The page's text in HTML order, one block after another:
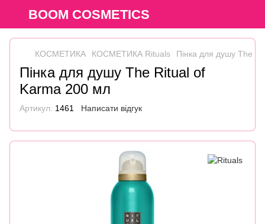
BOOM COSMETICS
КОСМЕТИКА КОСМЕТИКА Rituals Пінка для душу The
Пінка для душу The Ritual of
Karma 200 мл
Артикул: 1461 Написати відгук